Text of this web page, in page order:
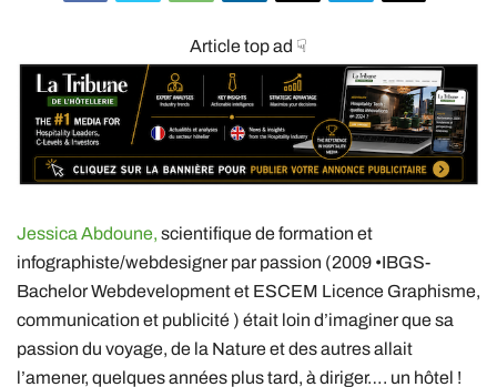
Article top ad ☟
Jessica Abdoune, scientifique de formation et
infographiste/webdesigner par passion (2009 •IBGS-
Bachelor Webdevelopment et ESCEM Licence Graphisme,
communication et publicité ) était loin d’imaginer que sa
passion du voyage, de la Nature et des autres allait
l’amener, quelques années plus tard, à diriger…. un hôtel !